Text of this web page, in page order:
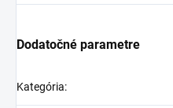
Dodatočné parametre
Kategória: